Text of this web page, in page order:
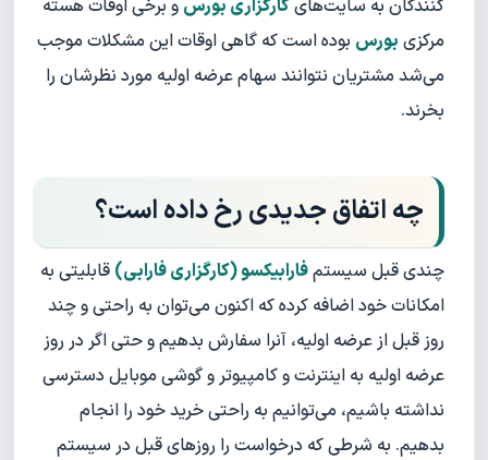
کنندگان به سایت‌هایکارگزاری بورس و برخی اوقات هسته
مرکزی بورس بوده است که گاهی اوقات این مشکلات موجب
می‌شد مشتریان نتوانند سهام عرضه اولیه مورد نظرشان را
بخرند.
چه اتفاق جدیدی رخ داده است؟
چندی قبل سیستمفارابیکسو (کارگزاری فارابی) قابلیتی به
امکانات خود اضافه کرده که اکنون می‌توان به راحتی و چند
روز قبل از عرضه اولیه، آنرا سفارش بدهیم و حتی اگر در روز
عرضه اولیه به اینترنت و کامپیوتر و گوشی موبایل دسترسی
نداشته باشیم، می‌توانیم به راحتی خرید خود را انجام
بدهیم. به شرطی که درخواست را روزهای قبل در سیستم